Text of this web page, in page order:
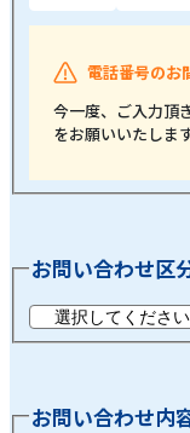
電話番号のお
今一度、ご入力頂
をお願いいたします
お問い合わせ区
お問い合わせ内